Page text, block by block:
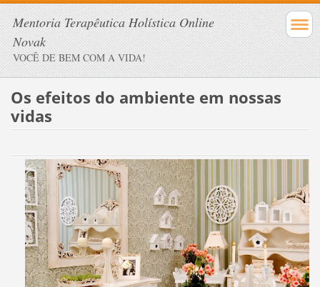
Mentoria Terapêutica Holística Online
Novak
VOCÊ DE BEM COM A VIDA!
Os efeitos do ambiente em nossas
vidas